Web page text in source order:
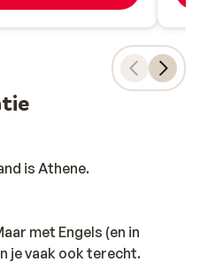
is Athene.
met Engels (en in
je vaak ook terecht.